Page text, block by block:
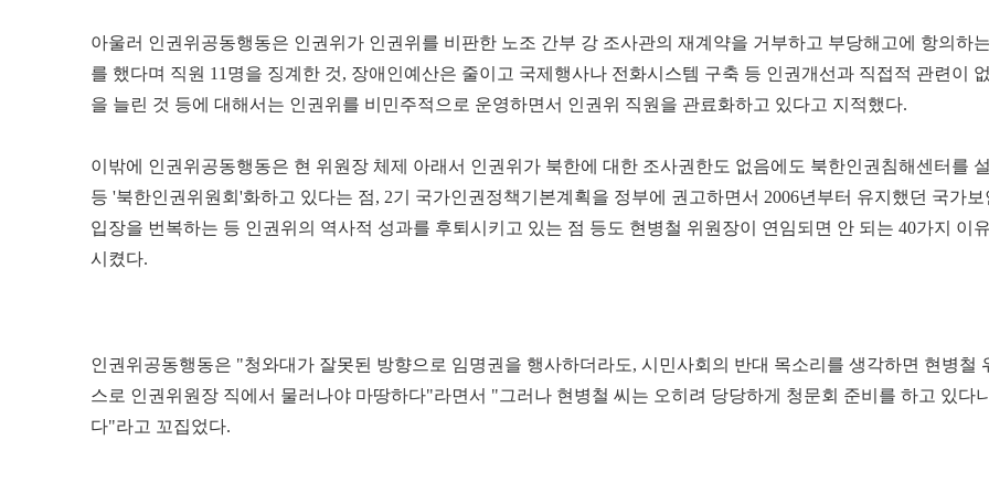
아울러 인권위공동행동은 인권위가 인권위를 비판한 노조 간부 강 조사관의 재계약을 거부하고 부당해고에 항의하
를 했다며 직원 11명을 징계한 것, 장애인예산은 줄이고 국제행사나 전화시스템 구축 등 인권개선과 직접적 관련이
을 늘린 것 등에 대해서는 인권위를 비민주적으로 운영하면서 인권위 직원을 관료화하고 있다고 지적했다.
이밖에 인권위공동행동은 현 위원장 체제 아래서 인권위가 북한에 대한 조사권한도 없음에도 북한인권침해센터를
등 '북한인권위원회'화하고 있다는 점, 2기 국가인권정책기본계획을 정부에 권고하면서 2006년부터 유지했던 국가
입장을 번복하는 등 인권위의 역사적 성과를 후퇴시키고 있는 점 등도 현병철 위원장이 연임되면 안 되는 40가지 이
시켰다.
인권위공동행동은 "청와대가 잘못된 방향으로 임명권을 행사하더라도, 시민사회의 반대 목소리를 생각하면 현병철
스로 인권위원장 직에서 물러나야 마땅하다"라면서 "그러나 현병철 씨는 오히려 당당하게 청문회 준비를 하고 있다
다"라고 꼬집었다.